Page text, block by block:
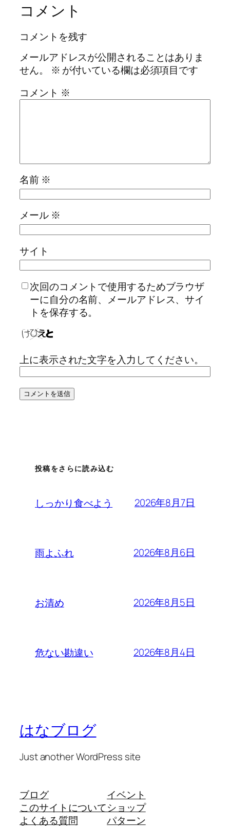
コメント
コメントを残す
メールアドレスが公開されることはありま
せん。
※ が付いている欄は必須項目です
コメント ※
名前 ※
メール ※
サイト
次回のコメントで使用するためブラウザ
ーに自分の名前、メールアドレス、サイ
トを保存する。
上に表示された文字を入力してください。
投稿をさらに読み込む
しっかり食べよう 2026年8月7日
雨よふれ 2026年8月6日
お清め 2026年8月5日
危ない勘違い 2026年8月4日
はなブログ
Just another WordPress site
ブログ
このサイトについて
よくある質問
イベント
ショップ
パターン